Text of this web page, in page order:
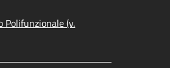
Polifunzionale (v.